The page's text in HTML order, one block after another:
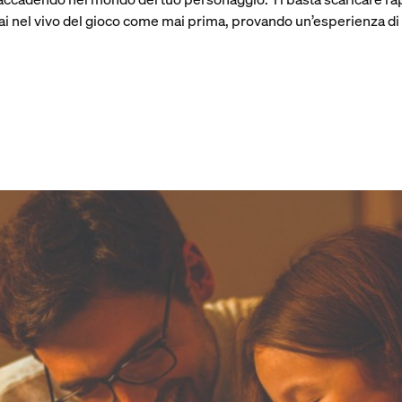
nel vivo del gioco come mai prima, provando un’esperienza